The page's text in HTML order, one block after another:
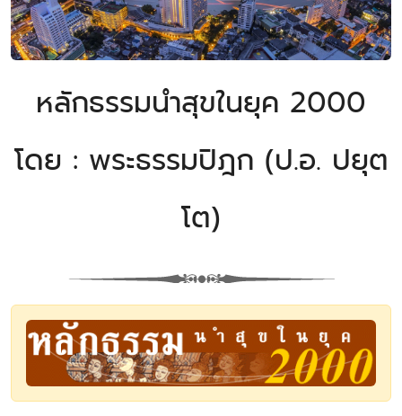
หลักธรรมนำสุขในยุค 2000
โดย : พระธรรมปิฎก (ป.อ. ปยุต
โต)